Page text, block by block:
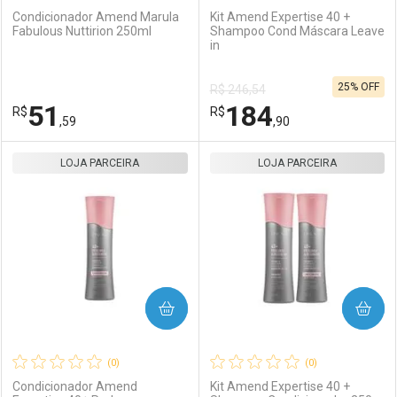
Comprar sem Desconto
Por R$ 37,59/cada
Por R$ 37,59/cada
Comprar sem Desconto
Por R$ 86,59/cada
Comprar sem Desconto
Por R$ 86,59/cada
Condicionador Amend Marula
Fabulous Nuttirion 250ml
R$51 ,59
Laboratório
Por Menos
Kit Amend Expertise 40 +
Shampoo Cond Máscara Leave
in
R$ 246,54
R$184,90
25% OFF
Laboratório
Por Menos
(0)
Condicionador Amend
LOJA PARCEIRA
COMPRAR
(0)
Kit Amend Expertise 40 +
LOJA PARCEIRA
COMPRAR